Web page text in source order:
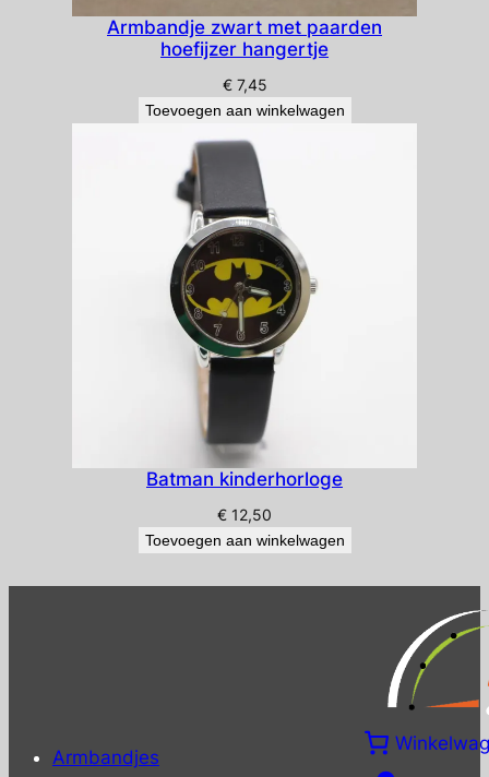
Armbandje zwart met paarden
hoefijzer hangertje
€7,45
Toevoegen aan winkelwagen
Batman kinderhorloge
€ 12,50
Toevoegen aan winkelwagen
Armbandjes